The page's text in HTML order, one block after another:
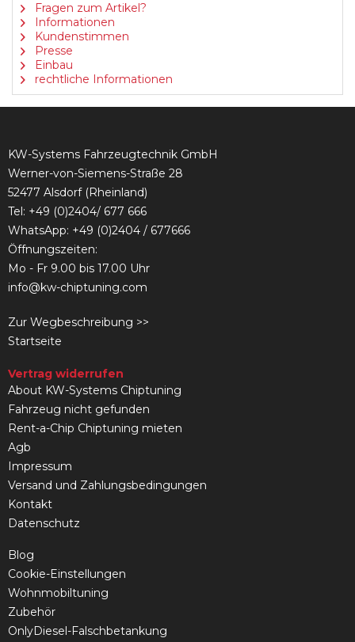
Fragen zum Artikel?
Informationen
Kundenstimmen
Presse
Einbau
rechtliche Informationen
KW-Systems Fahrzeugtechnik GmbH
Werner-von-Siemens-Straße 28
52477 Alsdorf (Rheinland)
Tel: +49 (0)2404/ 677 666
WhatsApp: +49 (0)2404 / 677666
Öffnungszeiten:
Mo - Fr 9.00 bis 17.00 Uhr
info@kw-chiptuning.com
Zur Wegbeschreibung >>
Startseite
Vertrag widerrufen
About KW-Systems Chiptuning
Fahrzeug nicht gefunden
Rent-a-Chip Chiptuning mieten
Agb
Impressum
Versand und Zahlungsbedingungen
Kontakt
Datenschutz
Blog
Cookie-Einstellungen
Wohnmobiltuning
Zubehör
OnlyDiesel-Falschbetankung